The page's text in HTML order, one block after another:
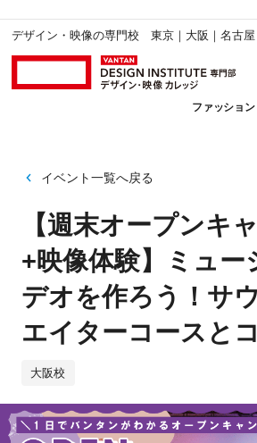
デザイン・映像の専門校 東京｜大阪｜名古屋
ファッション
イベント一覧へ戻る
【週末オープンキ
+映像体験】ミュー
デオを作ろう！サ
エイターコースと
大阪校